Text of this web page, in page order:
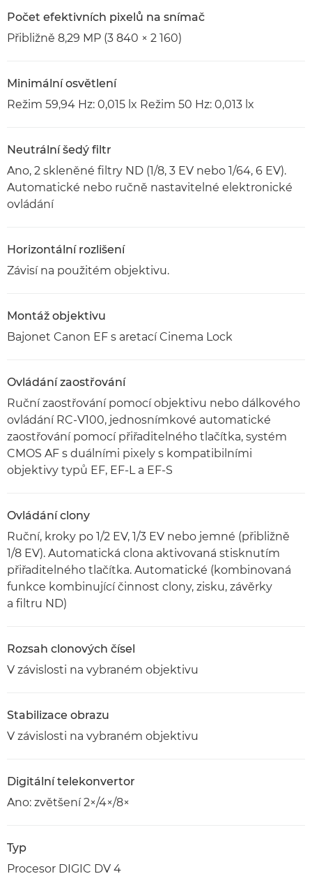
Počet efektivních pixelů na snímač
Přibližně 8,29 MP (3 840 × 2 160)
Minimální osvětlení
Režim 59,94 Hz: 0,015 lx Režim 50 Hz: 0,013 lx
Neutrální šedý filtr
Ano, 2 skleněné filtry ND (1/8, 3 EV nebo 1/64, 6 EV).
Automatické nebo ručně nastavitelné elektronické
ovládání
Horizontální rozlišení
Závisí na použitém objektivu.
Montáž objektivu
Bajonet Canon EF s aretací Cinema Lock
Ovládání zaostřování
Ruční zaostřování pomocí objektivu nebo dálkového
ovládání RC-V100, jednosnímkové automatické
zaostřování pomocí přiřaditelného tlačítka, systém
CMOS AF s duálními pixely s kompatibilními
objektivy typů EF, EF-L a EF-S
Ovládání clony
Ruční, kroky po 1/2 EV, 1/3 EV nebo jemné (přibližně
1/8 EV). Automatická clona aktivovaná stisknutím
přiřaditelného tlačítka. Automatické (kombinovaná
funkce kombinující činnost clony, zisku, závěrky
a filtru ND)
Rozsah clonových čísel
V závislosti na vybraném objektivu
Stabilizace obrazu
V závislosti na vybraném objektivu
Digitální telekonvertor
Ano: zvětšení 2×/4×/8×
Typ
Procesor DIGIC DV 4